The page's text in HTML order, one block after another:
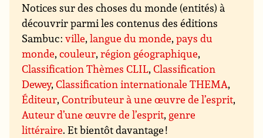
Notices sur des choses du monde (entités) à
découvrir parmi les contenus des éditions
Sambuc :ville,langue du monde,pays du
monde,couleur,région géographique,
Classification Thèmes CLIL,Classification
Dewey,Classification internationale THEMA,
Éditeur,Contributeur à une œuvre de l’esprit,
Auteur d’une œuvre de l’esprit, genre
littéraire. Et bientôt davantage !